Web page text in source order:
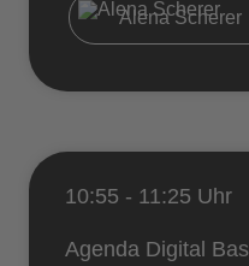
Alena Scherer
10:55 - 11:25 Uhr
Agenda Digital